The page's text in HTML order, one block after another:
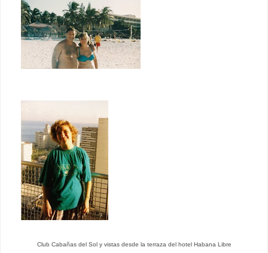
Club Cabañas del Sol y vistas desde la terraza del hotel Habana Libre